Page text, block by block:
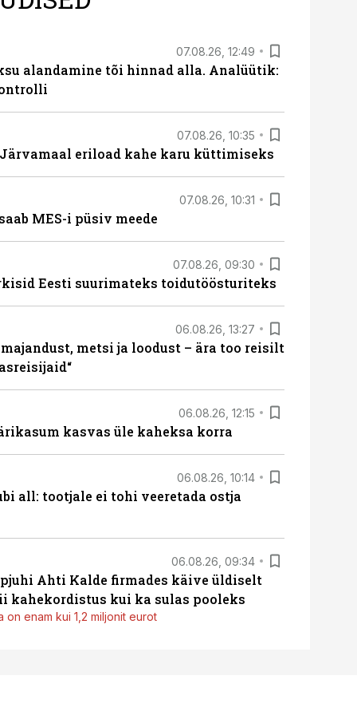
07.08.26, 12:49
alandamine tõi hinnad alla. Analüütik:
07.08.26, 10:35
eriload kahe karu küttimiseks
07.08.26, 10:31
MES-i püsiv meede
07.08.26, 09:30
Eesti suurimateks toidutöösturiteks
06.08.26, 13:27
metsi ja loodust – ära too reisilt
06.08.26, 12:15
kasvas üle kaheksa korra
06.08.26, 10:14
all: tootjale ei tohi veeretada ostja
06.08.26, 09:34
Ahti Kalde firmades käive üldiselt
kahekordistus kui ka sulas pooleks
on enam kui 1,2 miljonit eurot